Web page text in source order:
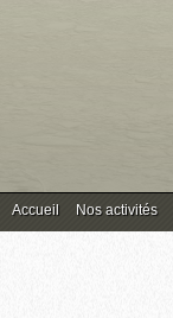
Accueil Nos activités